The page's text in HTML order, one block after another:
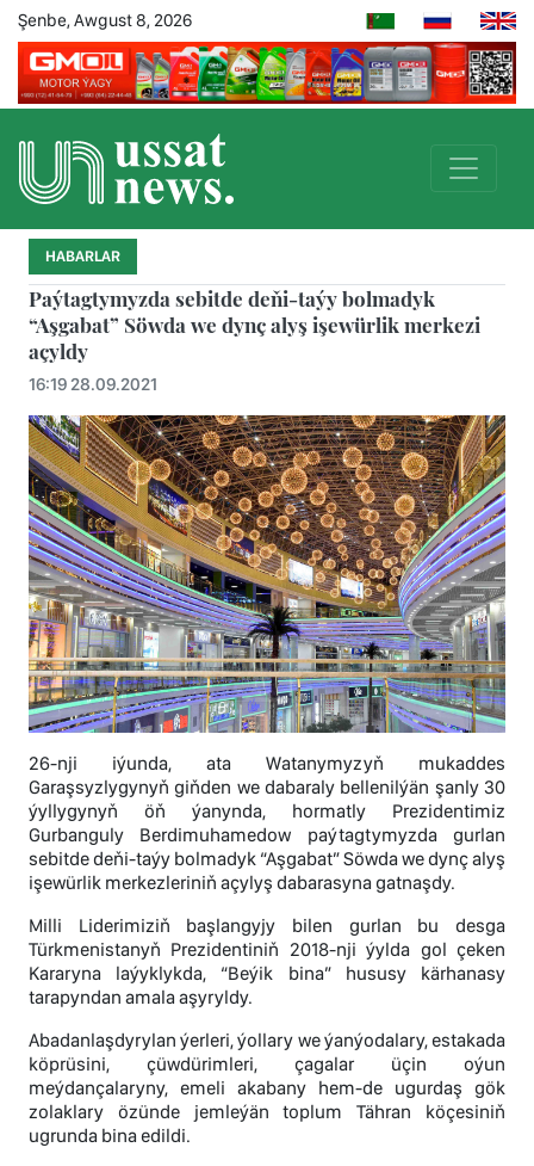
Şenbe, Awgust 8, 2026
HABARLAR
Paýtagtymyzda sebitde deňi-taýy bolmadyk
“Aşgabat” Söwda we dynç alyş işewürlik merkezi
açyldy
16:19 28.09.2021
26-nji iýunda, ata Watanymyzyň mukaddes
Garaşsyzlygynyň giňden we dabaraly bellenilýän şanly 30
ýyllygynyň öň ýanynda, hormatly Prezidentimiz
Gurbanguly Berdimuhamedow paýtagtymyzda gurlan
sebitde deňi-taýy bolmadyk “Aşgabat” Söwda we dynç alyş
işewürlik merkezleriniň açylyş dabarasyna gatnaşdy.
Milli Liderimiziň başlangyjy bilen gurlan bu desga
Türkmenistanyň Prezidentiniň 2018-nji ýylda gol çeken
Kararyna laýyklykda, “Beýik bina” hususy kärhanasy
tarapyndan amala aşyryldy.
Abadanlaşdyrylan ýerleri, ýollary we ýanýodalary, estakada
köprüsini, çüwdürimleri, çagalar üçin oýun
meýdançalaryny, emeli akabany hem-de ugurdaş gök
zolaklary özünde jemleýän toplum Tähran köçesiniň
ugrunda bina edildi.